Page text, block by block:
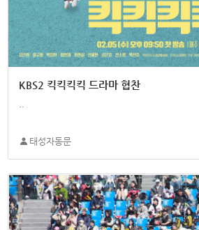
KBS2 킥킥킥킥 드라마 협찬
태성자동문